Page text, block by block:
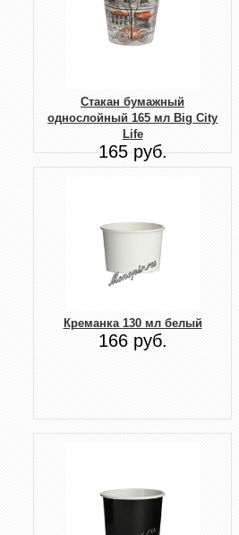
Стакан бумажный
однослойный 165 мл Big City
Life
165 руб.
Креманка 130 мл белый
166 руб.